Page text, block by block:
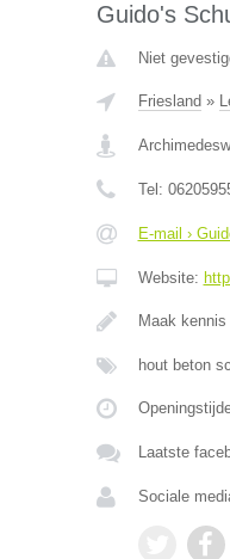
Guido's
Niet
Friesland »
Tel:
E-mail ›
Website:
Maak
hout beton
Laatste
Sociale